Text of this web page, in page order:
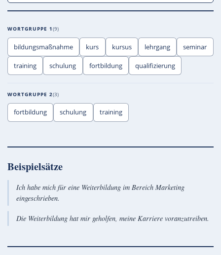
WORTGRUPPE 1 9
bildungsmaßnahme kurs kursus lehrgang seminar
training schulung fortbildung qualifizierung
WORTGRUPPE 2 3
fortbildung schulung training
Beispielsätze
Ich habe mich für eine Weiterbildung im Bereich Marketing
eingeschrieben.
Die Weiterbildung hat mir geholfen, meine Karriere voranzutreiben.